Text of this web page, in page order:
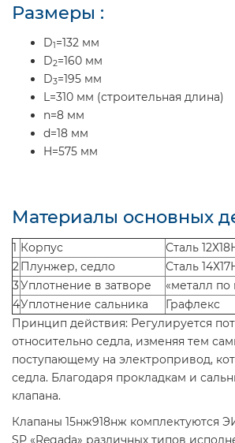
Размеры :
D1 =132 мм
D2=160 мм
D3=195 мм
L=310 мм (строительная длина)
n=8 мм
d=18 мм
H=575 мм
Материалы основных
1 Корпус
Сталь
2Плунжер, седло
Сталь
3Уплотнение в затворе
«металл по
4Уплотнение сальника
Графлекс
Принцип действия: Регулируется
относительно седла, изменяя тем
поступающему на электропривод,
седла. Благодаря прокладкам и
клапана.
Клапаны 15нж918нж комплектуются
SP «Regada» различных типов